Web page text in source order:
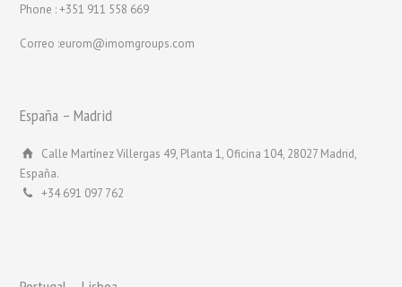
Phone : +351 911 558 669
Correo :eurom@imomgroups.com
España – Madrid
Calle Martínez Villergas 49, Planta 1, Oficina 104, 28027 Madrid,
España.
+34 691 097 762